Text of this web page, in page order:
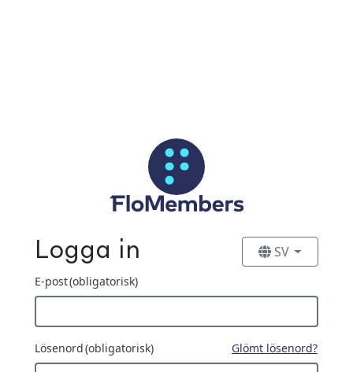
Logga in SV
E-post(obligatorisk)
Lösenord(obligatorisk) Glömt lösenord?